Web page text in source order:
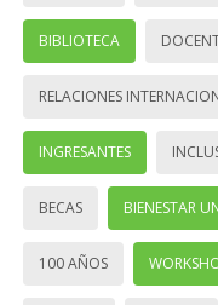
BIBLIOTECA
RELACIONES
INGRESANTES
BECAS BIENESTAR
100 AÑOS